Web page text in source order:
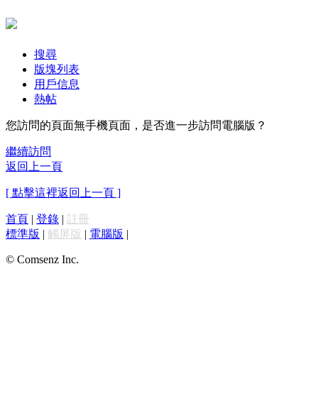
搜尋
版塊列表
用戶信息
熱帖
您訪問的頁面無手機頁面，是否進一步訪問電腦版？
繼續訪問
返回上一頁
[ 點擊這裡返回上一頁 ]
首頁 | 登錄 | 註冊
標準版 | 觸屏版 | 電腦版 |
© Comsenz Inc.